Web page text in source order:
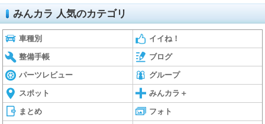
みんカラ 人気のカテゴリ
車種別 イイね！
整備手帳 ブログ
パーツレビュー グループ
スポット みんカラ＋
まとめ フォト